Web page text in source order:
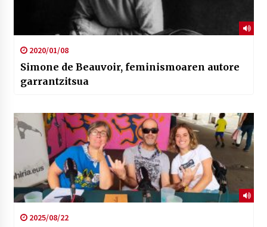
2020/01/08
Simone de Beauvoir, feminismoaren autore
garrantzitsua
2025/08/22